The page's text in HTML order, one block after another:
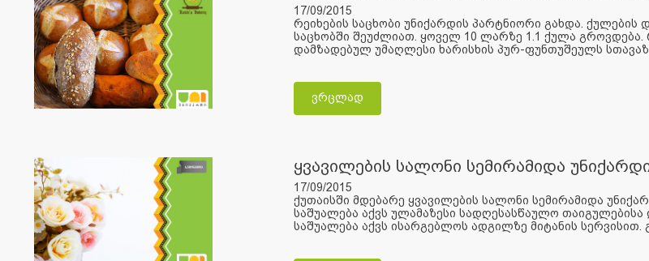
17/09/2015
რეიხების საცხობი უნიქარდის პარტნიორი გახდა. ქულების
საცხობში შეუძლიათ. ყოველ 10 ლარზე 1.1 ქულა
დამზადებულ უმაღლესი ხარისხის პურ-ფუნთუშეულს
ვრცლად
ყვავილების სალონი სემირამიდა
17/09/2015
ქუთაისში მდებარე ყვავილების სალონი სემირამიდა
საშუალება აქვს ულამაზესი სადღესასწაულო
საშუალება აქვს ისარგებლოს ადგილზე მიტანის